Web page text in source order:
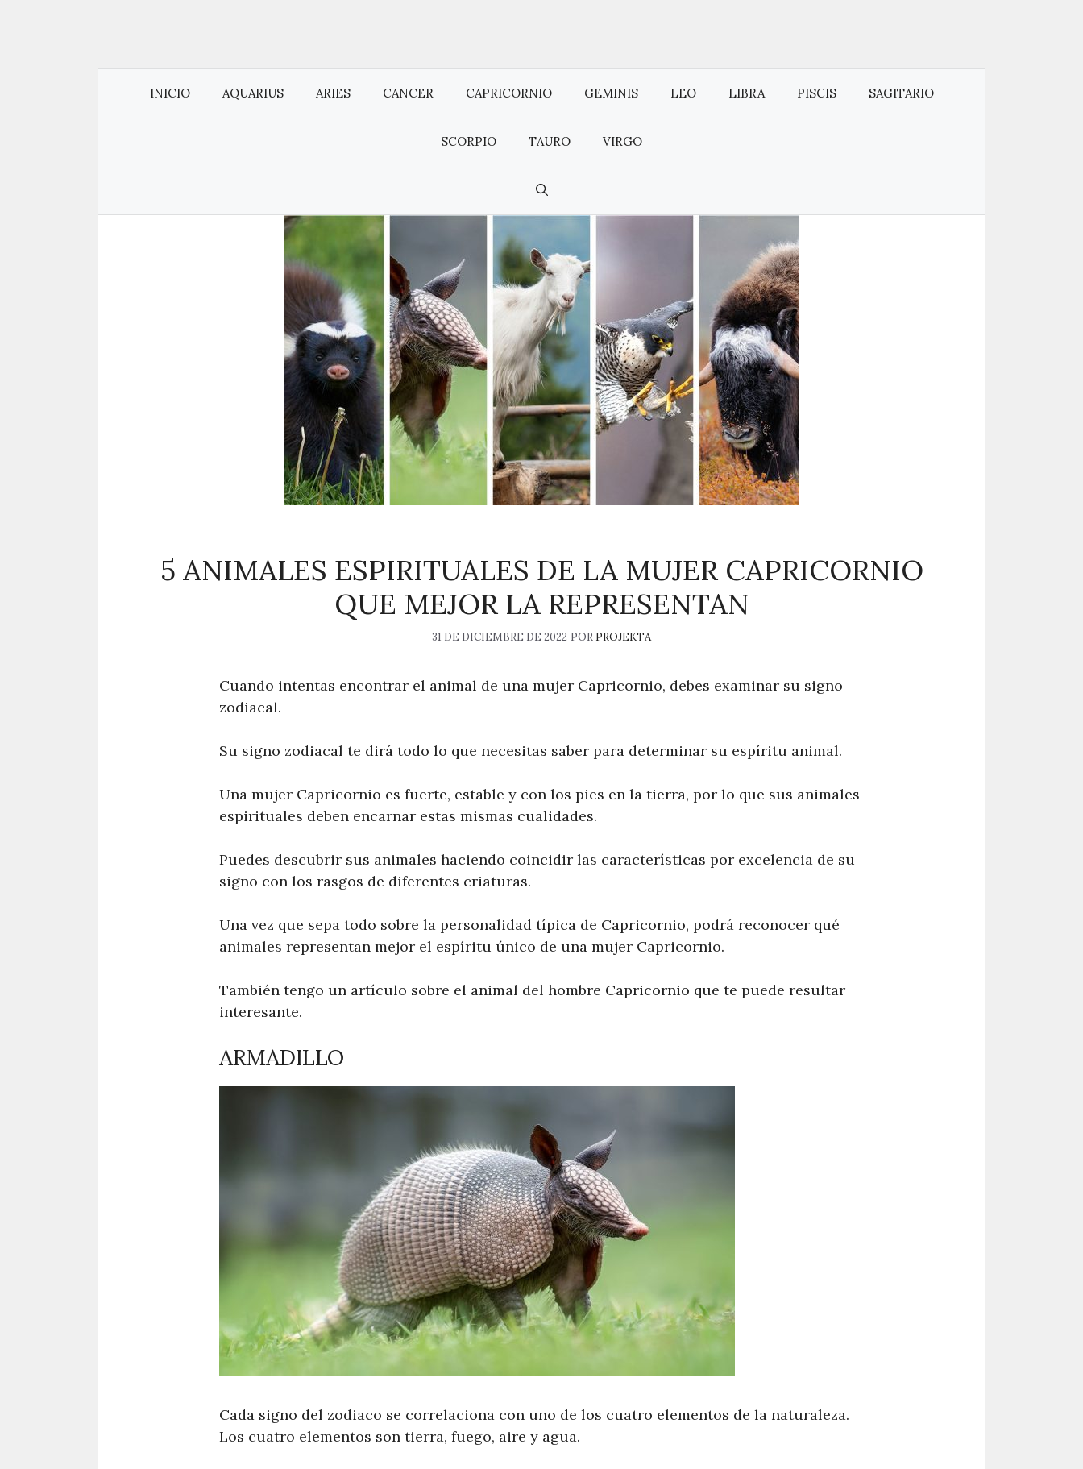
INICIO AQUARIUS ARIES CANCER CAPRICORNIO GEMINIS LEO LIBRA PISCIS SAGITARIO
SCORPIO TAURO VIRGO
5 ANIMALES ESPIRITUALES DE LA MUJER CAPRICORNIO
QUE MEJOR LA REPRESENTAN
31 DE DICIEMBRE DE 2022 POR PROJEKTA
Cuando intentas encontrar el animal de una mujer Capricornio, debes examinar su signo
zodiacal.
Su signo zodiacal te dirá todo lo que necesitas saber para determinar su espíritu animal.
Una mujer Capricornio es fuerte, estable y con los pies en la tierra, por lo que sus animales
espirituales deben encarnar estas mismas cualidades.
Puedes descubrir sus animales haciendo coincidir las características por excelencia de su
signo con los rasgos de diferentes criaturas.
Una vez que sepa todo sobre la personalidad típica de Capricornio, podrá reconocer qué
animales representan mejor el espíritu único de una mujer Capricornio.
También tengo un artículo sobre el animal del hombre Capricornio que te puede resultar
interesante.
ARMADILLO
Cada signo del zodiaco se correlaciona con uno de los cuatro elementos de la naturaleza.
Los cuatro elementos son tierra, fuego, aire y agua.